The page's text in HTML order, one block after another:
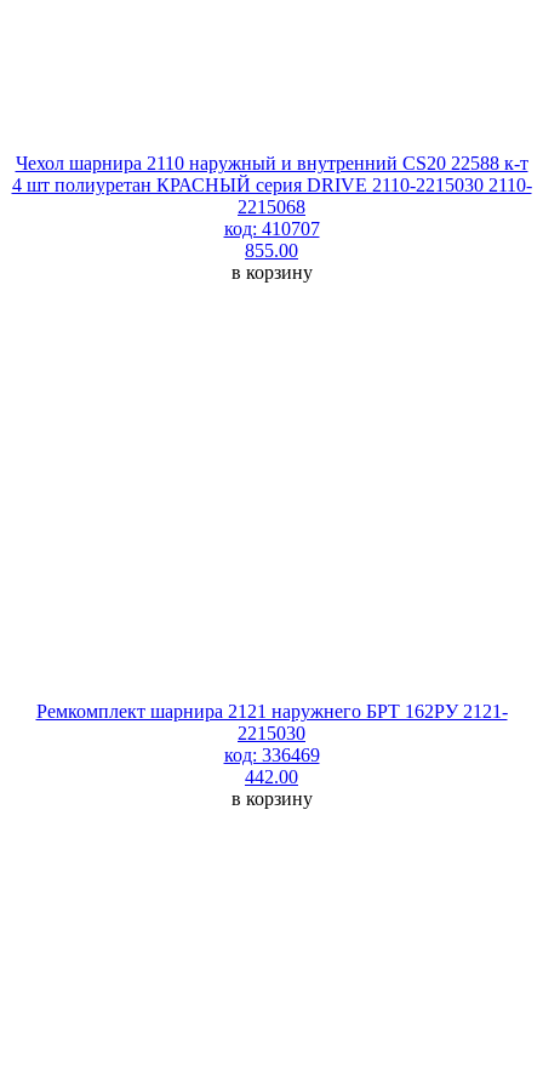
Чехол шарнира 2110 наружный и внутренний CS20 22588 к-т
4 шт полиуретан КРАСНЫЙ серия DRIVE 2110-2215030 2110-
2215068
код: 410707
855.00
в корзину
Ремкомплект шарнира 2121 наружнего БРТ 162РУ 2121-
2215030
код: 336469
442.00
в корзину